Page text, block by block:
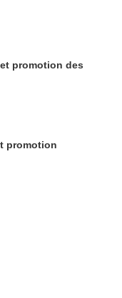
promotion des
promotion